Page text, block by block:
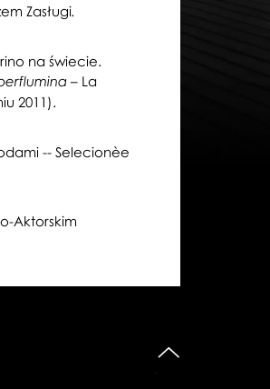
Zasługi.
na świecie.
– La
2011).
-- Selecionèe
Aktorskim